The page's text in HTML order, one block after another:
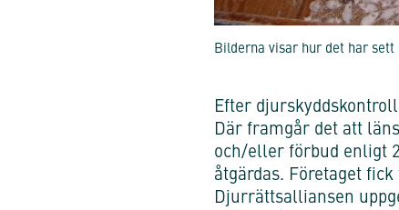
Bilderna visar hur det har
Efter
Där framgår det att
och/eller förbud enligt
åtgärdas. Företaget
Djurrättsalliansen